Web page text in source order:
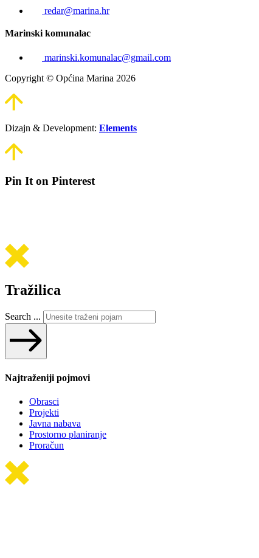
redar@marina.hr
Marinski komunalac
marinski.komunalac@gmail.com
Copyright © Općina Marina 2026
Dizajn & Development: Elements
Pin It on Pinterest
Tražilica
Search ...
Najtraženiji pojmovi
Obrasci
Projekti
Javna nabava
Prostorno planiranje
Proračun